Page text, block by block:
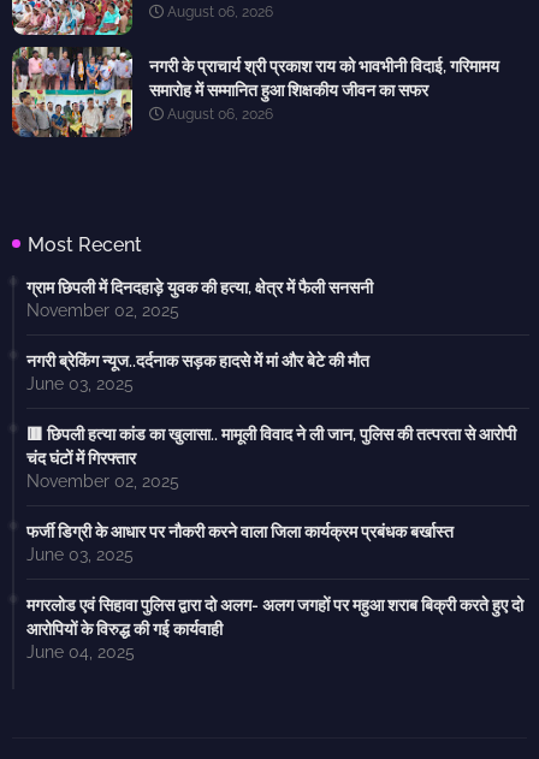
August 06, 2026
नगरी के प्राचार्य श्री प्रकाश राय को भावभीनी विदाई, गरिमामय
समारोह में सम्मानित हुआ शिक्षकीय जीवन का सफर
August 06, 2026
Most Recent
ग्राम छिपली में दिनदहाड़े युवक की हत्या, क्षेत्र में फैली सनसनी
November 02, 2025
नगरी ब्रेकिंग न्यूज..दर्दनाक सड़क हादसे में मां और बेटे की मौत
June 03, 2025
🟥 छिपली हत्या कांड का खुलासा.. मामूली विवाद ने ली जान, पुलिस की तत्परता से आरोपी
चंद घंटों में गिरफ्तार
November 02, 2025
फर्जी डिग्री के आधार पर नौकरी करने वाला जिला कार्यक्रम प्रबंधक बर्खास्त
June 03, 2025
मगरलोड एवं सिहावा पुलिस द्वारा दो अलग- अलग जगहों पर महुआ शराब बिक्री करते हुए दो
आरोपियों के विरुद्ध की गई कार्यवाही
June 04, 2025